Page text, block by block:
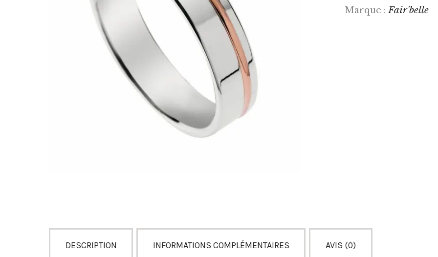
Marque :Fair'belle
DESCRIPTION INFORMATIONS COMPLÉMENTAIRES AVIS (0)